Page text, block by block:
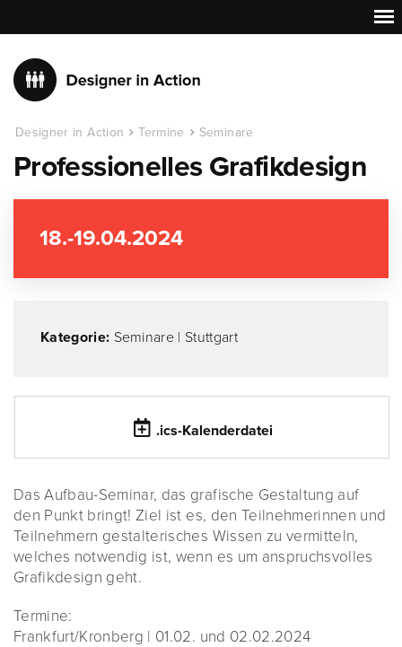
Designer in Action Termine Seminare
Professionelles Grafikdesign
18.-19.04.2024
Kategorie: Seminare | Stuttgart
.ics-Kalenderdatei
Das Aufbau-Seminar, das grafische Gestaltung auf
den Punkt bringt! Ziel ist es, den Teilnehmerinnen und
Teilnehmern gestalterisches Wissen zu vermitteln,
welches notwendig ist, wenn es um anspruchsvolles
Grafikdesign geht.
Termine:
Frankfurt/Kronberg | 01.02. und 02.02.2024